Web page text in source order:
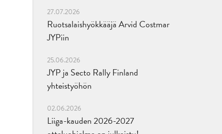
27.07.2026
Ruotsalaishyökkääjä Arvid Costmar
JYPiin
25.06.2026
JYP ja Secto Rally Finland
yhteistyöhön
02.06.2026
Liiga-kauden 2026-2027